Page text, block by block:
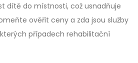
dítě do místnosti, což usnadňuje
ověřit ceny a zda jsou služby
případech rehabilitační